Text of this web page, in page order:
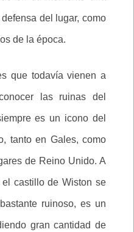
del lugar, como
de la época.
que todavía vienen a
las ruinas del
es un icono del
tanto en Gales, como
de Reino Unido. A
castillo de Wiston se
ruinoso, es un
gran cantidad de